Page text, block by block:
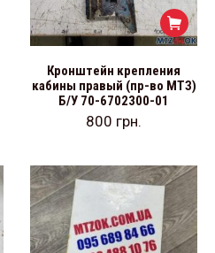
Кронштейн крепления
кабины правый (пр-во МТЗ)
Б/У 70-6702300-01
800 грн.